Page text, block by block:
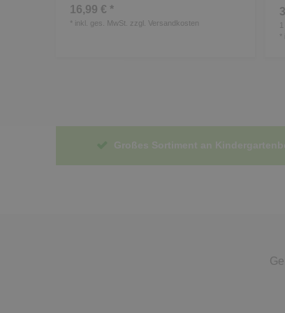
16,99 € *
* inkl. ges. MwSt. zzgl. Versandkosten 1
*
Großes Sortiment an